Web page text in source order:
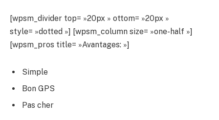
[wpsm_divider top= »20px » ottom= »20px »
style= »dotted »] [wpsm_column size= »one-half »]
[wpsm_pros title= »Avantages: »]
Simple
Bon GPS
Pas cher